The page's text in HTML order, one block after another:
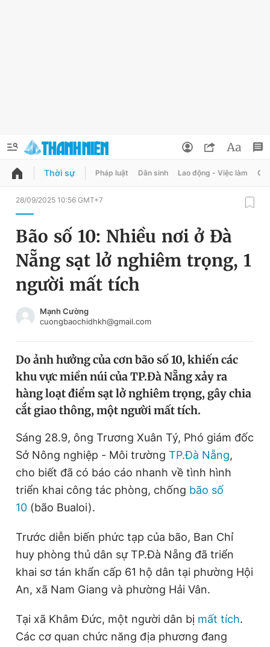
QUẢNG CÁO
Chuyên mục
Chuyên mục khác
Chào ngày mới
Video Magazine
Tiện ích Bạn cần biết
Thông tin tòa soạn Liên hệ quảng cáo
Đọc Thanh Niên trên điện thoại
Đổi mật khẩu
Tin đã lưu
Tin đã xem
Đăng xuất
Thời sự Pháp luật Dân sinh Lao động - Việc làm
28/09/2025 10:56 GMT+7
Bão số 10: Nhiều nơi ở Đà
Nẵng sạt lở nghiêm trọng, 1
người mất tích
Mạnh Cường
cuongbaochidhkh@gmail.com
Do ảnh hưởng của cơn bão số 10, khiến các
khu vực miền núi của TP.Đà Nẵng xảy ra
hàng loạt điểm sạt lở nghiêm trọng, gây chia
cắt giao thông, một người mất tích.
Sáng 28.9, ông Trương Xuân Tý, Phó giám đốc
Sở Nông nghiệp - Môi trường TP.Đà Nẵng,
cho biết đã có báo cáo nhanh về tình hình
triển khai công tác phòng, chống bão số
10 (bão Bualoi).
Trước diễn biến phức tạp của bão, Ban Chỉ
huy phòng thủ dân sự TP.Đà Nẵng đã triển
khai sơ tán khẩn cấp 61 hộ dân tại phường Hội
An, xã Nam Giang và phường Hải Vân.
Tại xã Khâm Đức, một người dân bị mất tích.
Các cơ quan chức năng địa phương đang